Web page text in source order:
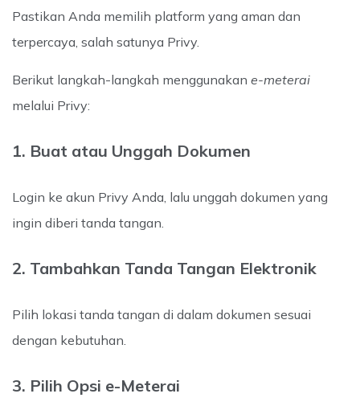
Pastikan Anda memilih platform yang aman dan
terpercaya, salah satunya Privy.
Berikut langkah-langkah menggunakan e-meterai
melalui Privy:
1. Buat atau Unggah Dokumen
Login ke akun Privy Anda, lalu unggah dokumen yang
ingin diberi tanda tangan.
2. Tambahkan Tanda Tangan Elektronik
Pilih lokasi tanda tangan di dalam dokumen sesuai
dengan kebutuhan.
3. Pilih Opsi e-Meterai